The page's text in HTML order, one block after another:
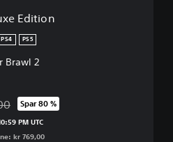
Edition
PS4 PS5
Brawl 2
opprinnelig pris på kr 769,00
Spar 80 %
PM UTC
kr 769,00